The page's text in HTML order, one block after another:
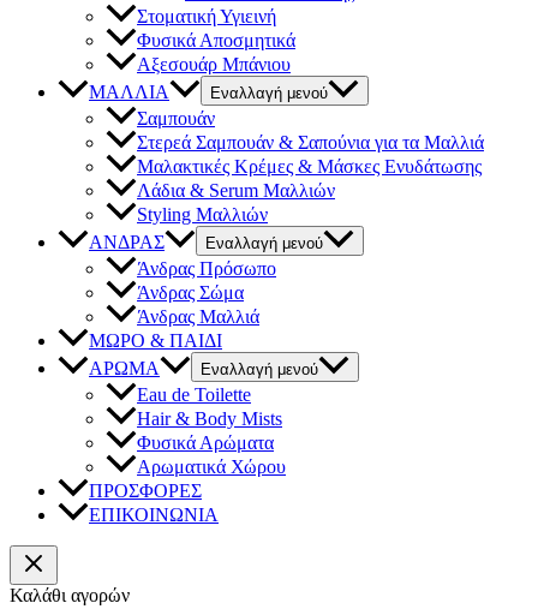
Στοματική Υγιεινή
Φυσικά Αποσμητικά
Αξεσουάρ Μπάνιου
ΜΑΛΛΙΑ
Εναλλαγή μενού
Σαμπουάν
Στερεά Σαμπουάν & Σαπούνια για τα Μαλλιά
Μαλακτικές Κρέμες & Μάσκες Ενυδάτωσης
Λάδια & Serum Μαλλιών
Styling Μαλλιών
ΑΝΔΡΑΣ
Εναλλαγή μενού
Άνδρας Πρόσωπο
Άνδρας Σώμα
Άνδρας Μαλλιά
ΜΩΡΟ & ΠΑΙΔΙ
ΑΡΩΜΑ
Εναλλαγή μενού
Eau de Toilette
Hair & Body Mists
Φυσικά Αρώματα
Αρωματικά Χώρου
ΠΡΟΣΦΟΡΕΣ
ΕΠΙΚΟΙΝΩΝΙΑ
Καλάθι αγορών